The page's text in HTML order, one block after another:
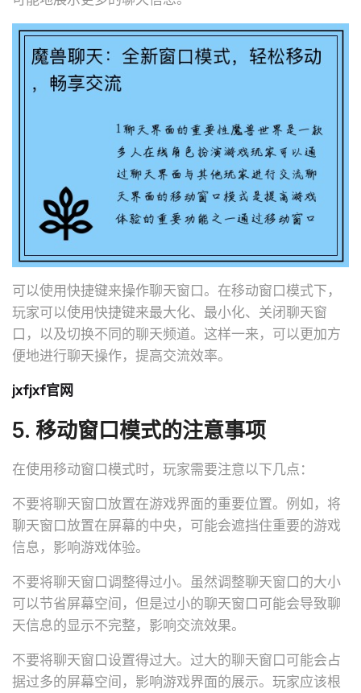
可以使用快捷键来操作聊天窗口。在移动窗口模式下，
玩家可以使用快捷键来最大化、最小化、关闭聊天窗
口，以及切换不同的聊天频道。这样一来，可以更加方
便地进行聊天操作，提高交流效率。
jxfjxf官网
5. 移动窗口模式的注意事项
在使用移动窗口模式时，玩家需要注意以下几点：
不要将聊天窗口放置在游戏界面的重要位置。例如，将
聊天窗口放置在屏幕的中央，可能会遮挡住重要的游戏
信息，影响游戏体验。
不要将聊天窗口调整得过小。虽然调整聊天窗口的大小
可以节省屏幕空间，但是过小的聊天窗口可能会导致聊
天信息的显示不完整，影响交流效果。
不要将聊天窗口设置得过大。过大的聊天窗口可能会占
据过多的屏幕空间，影响游戏界面的展示。玩家应该根